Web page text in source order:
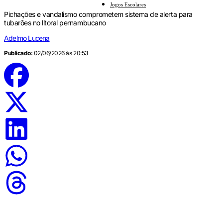
Jogos Escolares
Pichações e vandalismo comprometem sistema de alerta para
tubarões no litoral pernambucano
Adelmo Lucena
Publicado: 02/06/2026 às 20:53